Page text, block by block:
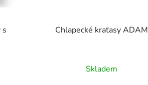
s
Chlapecké kraťasy ADAM
Skladem